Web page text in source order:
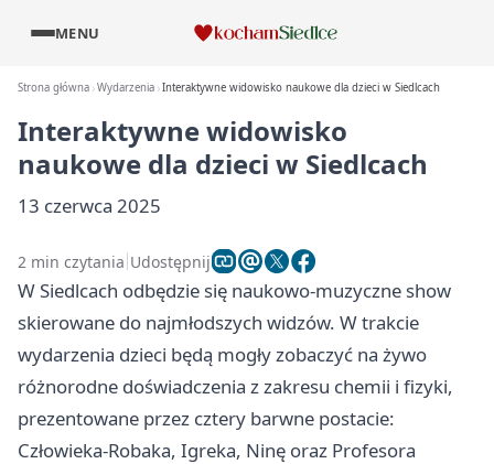
MENU
Strona główna Wydarzenia Interaktywne widowisko naukowe dla dzieci w Siedlcach
Interaktywne widowisko
naukowe dla dzieci w Siedlcach
13 czerwca 2025
2 min czytania Udostępnij
W Siedlcach odbędzie się naukowo-muzyczne show
skierowane do najmłodszych widzów. W trakcie
wydarzenia dzieci będą mogły zobaczyć na żywo
różnorodne doświadczenia z zakresu chemii i fizyki,
prezentowane przez cztery barwne postacie:
Człowieka-Robaka, Igreka, Ninę oraz Profesora